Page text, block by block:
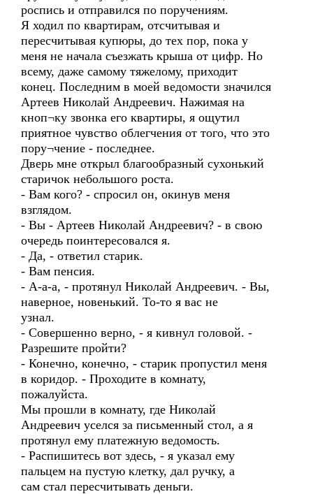
роспись и отправился по поручениям.
Я ходил по квартирам, отсчитывая и
пересчитывая купюры, до тех пор, пока у
меня не начала съезжать крыша от цифр. Но
всему, даже самому тяжелому, приходит
конец. Последним в моей ведомости значился
Артеев Николай Андреевич. Нажимая на
кноп¬ку звонка его квартиры, я ощутил
приятное чувство облегчения от того, что это
пору¬чение - последнее.
Дверь мне открыл благообразный сухонький
старичок небольшого роста.
- Вам кого? - спросил он, окинув меня
взглядом.
- Вы - Артеев Николай Андреевич? - в свою
очередь поинтересовался я.
- Да, - ответил старик.
- Вам пенсия.
- А-а-а, - протянул Николай Андреевич. - Вы,
наверное, новенький. То-то я вас не
узнал.
- Совершенно верно, - я кивнул головой. -
Разрешите пройти?
- Конечно, конечно, - старик пропустил меня
в коридор. - Проходите в комнату,
пожалуйста.
Мы прошли в комнату, где Николай
Андреевич уселся за письменный стол, а я
протянул ему платежную ведомость.
- Распишитесь вот здесь, - я указал ему
пальцем на пустую клетку, дал ручку, а
сам стал пересчитывать деньги.